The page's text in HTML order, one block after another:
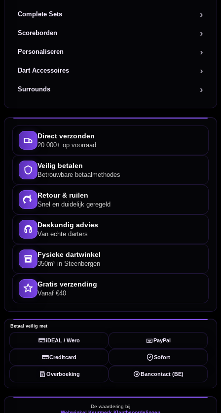
Complete Sets
Scoreborden
Personaliseren
Dart Accessoires
Surrounds
Direct verzonden
20.000+ op voorraad
Veilig betalen
Betrouwbare betaalmethodes
Retour & ruilen
Snel en duidelijk geregeld
Deskundig advies
Van echte darters
Fysieke dartwinkel
350m² in Steenbergen
Gratis verzending
Vanaf €40
Betaal veilig met
iDEAL / Wero PayPal
Creditcard Sofort
Overboeking Bancontact (BE)
De waardering bij